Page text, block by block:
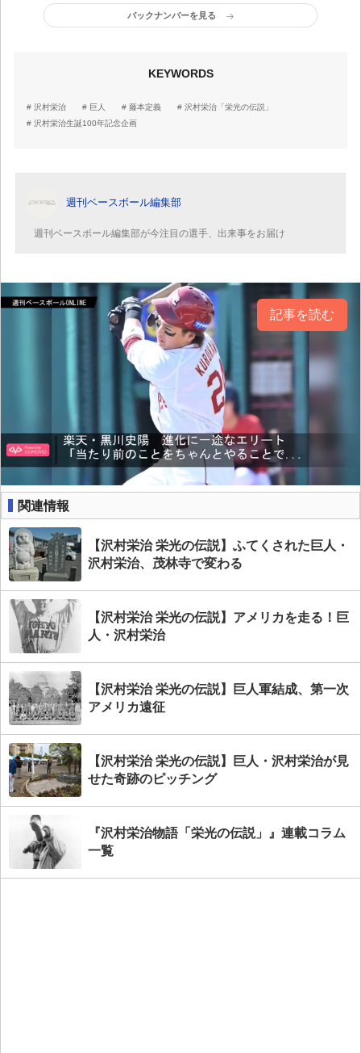
バックナンバーを見る
KEYWORDS
沢村栄治 巨人 藤本定義
沢村栄治「栄光の伝説」
沢村栄治生誕100年記念企画
週刊ベースボール編集部
週刊ベースボール編集部が今注目の選手、出来事をお届け
記事を読む
関連情報
【沢村栄治 栄光の伝説】ふてくされた巨人・
沢村栄治、茂林寺で変わる
【沢村栄治 栄光の伝説】アメリカを走る！巨
人・沢村栄治
【沢村栄治 栄光の伝説】巨人軍結成、第一次
アメリカ遠征
【沢村栄治 栄光の伝説】巨人・沢村栄治が見
せた奇跡のピッチング
『沢村栄治物語「栄光の伝説」』連載コラム
一覧